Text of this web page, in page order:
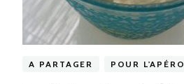
A PARTAGER POUR L'APÉRO